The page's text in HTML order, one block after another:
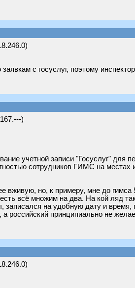
с госуслуг, поэтому
)
учетной записи "Госуслуг" для
сотрудников ГИМС на местах
вживую, но, к примеру, мне до
всё множим на два. На кой ляд
записался на удобную дату и
российский принципиально не